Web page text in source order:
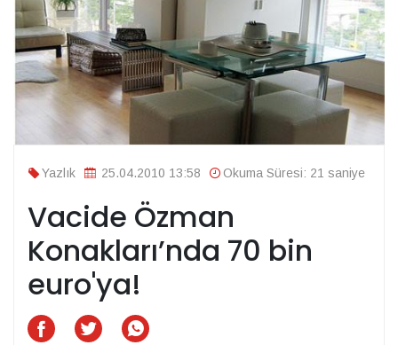
Yazlık 25.04.2010 13:58 Okuma Süresi: 21 saniye
Vacide Özman
Konakları’nda 70 bin
euro'ya!